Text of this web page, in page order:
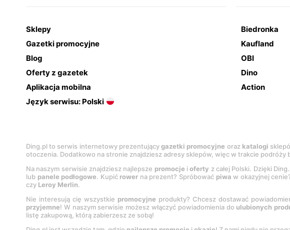
Sklepy
Gazetki promocyjne
Blog
Oferty z gazetek
Aplikacja mobilna
Język serwisu: Polski
Biedronka
Kaufland
OBI
Dino
Action
Ding.pl to serwis internetowy prezentującygazetki promocyjne oraz katalogi
otoczenia. Dodatkowo na stronie znajdziesz adresy sklepów, więc w trakcie
Na naszym serwisie znajdziesz najlepsze promocje ioferty z całej Polski. Dzięki
lub panele podłogowe. Kupić rower na prezent? Spróbować piwa w okazyjnej
czy Leroy Merlin.
Nie interesują cię wszystkie promocyjne produkty? Chcesz dostawać
przyjemne! W naszym serwisie możesz włączyć powiadomienia do ulubionych
listę zakupową, którą zabierzesz ze sobą!